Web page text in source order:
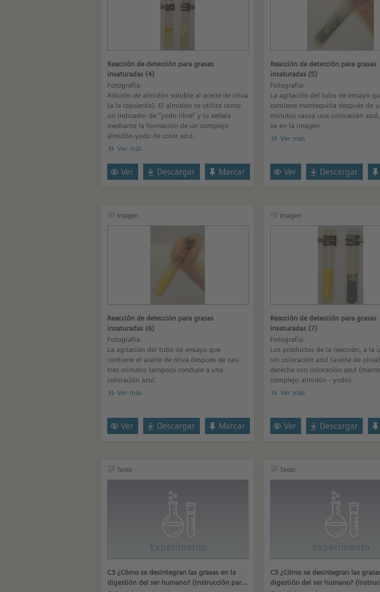
Reacción de detección para grasas
insaturadas (4)
Fotografía:
Adición de almidón soluble al aceite de oliva
(a la izquierda). El almidón se utiliza como
un indicador de “yodo libre” y lo señala
mediante la formación de un complejo
almidón-yodo de color azul.
Ver más
Ver Descargar Marcar
Reacción de detección para grasas
insaturadas (5)
Fotografía:
La agitación del tubo de ensayo
contiene mantequilla después de
minutos causa una coloración
ve en la imagen.
Ver más
Ver Descargar
Imagen
Reacción de detección para grasas
insaturadas (6)
Fotografía:
La agitación del tubo de ensayo que
contiene el aceite de oliva después de casi
tres minutos tampoco conduce a una
coloración azul.
Ver más
Ver Descargar Marcar
Imagen
Reacción de detección para grasas
insaturadas (7)
Fotografía:
Los productos de la reacción, a la
sin coloración azul (aceite de
derecha con coloración azul
complejo almidón - yodo).
Ver más
Ver Descargar
Texto
C3 ¿Cómo se desintegran las grasas en la
digestión del ser humano? (Instrucción para
Texto
C3 ¿Cómo se desintegran las
digestión del ser humano?